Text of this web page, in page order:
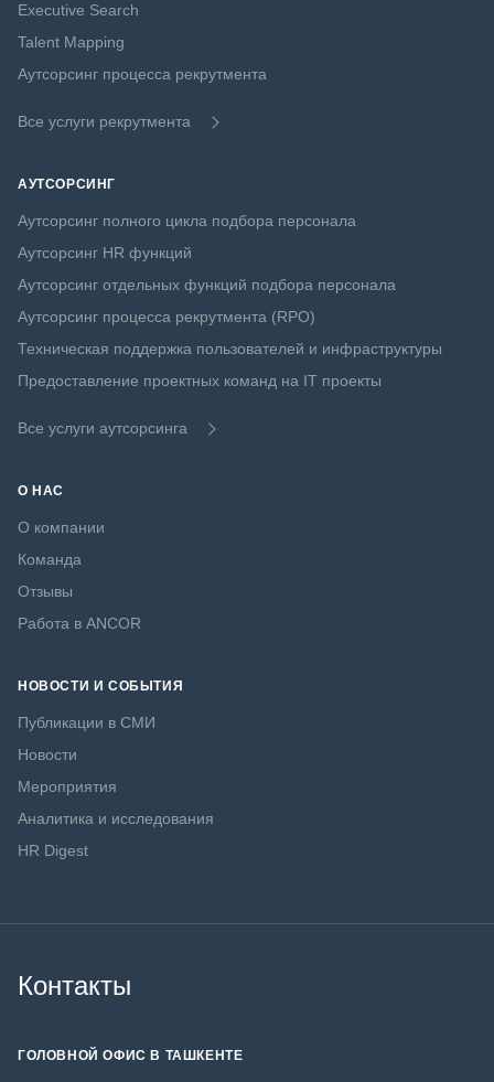
Executive Search
Talent Mapping
Аутсорсинг процесса рекрутмента
Все услуги рекрутмента
АУТСОРСИНГ
Аутсорсинг полного цикла подбора персонала
Аутсорсинг HR функций
Аутсорсинг отдельных функций подбора персонала
Аутсорсинг процесса рекрутмента (RPO)
Техническая поддержка пользователей и инфраструктуры
Предоставление проектных команд на IT проекты
Все услуги аутсорсинга
О НАС
О компании
Команда
Отзывы
Работа в ANCOR
НОВОСТИ И СОБЫТИЯ
Публикации в СМИ
Новости
Мероприятия
Аналитика и исследования
HR Digest
Контакты
ГОЛОВНОЙ ОФИС В ТАШКЕНТЕ